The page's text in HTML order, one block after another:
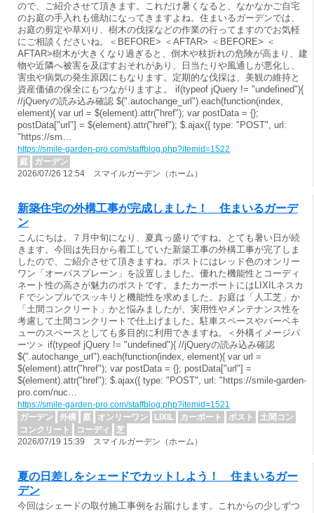
ので、ご紹介させて頂きます。これだけ暑くなると、なかなかご自宅
のお庭の手入れも億劫になってきますよね。住まいるガーデンでは、
お庭の剪定や草刈り、樹木の伐採などの作業の行ってますのでお気軽
にご相談くださいね。＜BEFORE> ＜AFTAR> ＜BEFORE> ＜
AFTAR>樹木が大きくなり過ぎると、倒木や枝折れの危険が高まり、建
物や近隣へ被害を及ぼすおそれがあり、日当たりや風通しが悪化し、
害虫や病気の発生原因にもなります。定期的な伐採は、美観の維持と
資産価値の保全にもつながりますよ。 if(typeof jQuery != "undefined"){
//jQueryの読み込み確認 $(".autochange_url").each(function(index,
element){ var url = $(element).attr("href"); var postData = {};
postData["url"] = $(element).attr("href"); $.ajax({ type: "POST", url:
"https://sm…
https://smile-garden-pro.com/staffblog.php?itemid=1522
庭
ガーデン
2026/07/26 12:54 スマイルガーデン（ホーム）
新築住宅の外構工事が完成しました！ 住まいるガーデ
ン
こんにちは。７月中旬になり、夏真っ盛りですね。とても暑い日が続
きます。今回は先日から着工していた新築工事の外構工事が完了しま
したので、ご紹介させて頂きますね。ポストにはレッド色のオンリー
ワン「オーパスプレーン」を設置しました。優れた機能性とコーディ
ネート性の高さが魅力のポストです。またカーポートにはLIXILネスカ
Ｆでシンプルでスッキリと機能性を求めました。お庭は「人工芝」か
「土間コンクリート」かと悩みましたが、実用性やメンテナンス性を
考慮して土間コンクリートで仕上げました。駐車スペースやバーベキ
ューのスペースとしても多目的に利用できますね。＜外構イメージパ
ーツ＞ if(typeof jQuery != "undefined"){ //jQueryの読み込み確認
$(".autochange_url").each(function(index, element){ var url =
$(element).attr("href"); var postData = {}; postData["url"] =
$(element).attr("href"); $.ajax({ type: "POST", url: "https://smile-garden-
pro.com/nuc…
https://smile-garden-pro.com/staffblog.php?itemid=1521
ガーデン
外構 庭 オンリーワン LIXIL カーポート ポスト
土間コン
コンクリート
コーディ
芝
2026/07/19 15:39 スマイルガーデン（ホーム）
夏の日差しをシェードでカットしよう！ 住まいるガー
デン
今回はシェードの取付施工事例をお届けします。これからの少しずつ